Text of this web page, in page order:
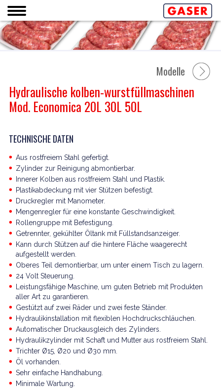
Hydraulische kolben-wurstfüllmaschinen
Mod. Economica 20L 30L 50L
Modelle
TECHNISCHE DATEN
Aus rostfreiem Stahl gefertigt.
Zylinder zur Reinigung abmontierbar.
Innerer Kolben aus rostfreiem Stahl und Plastik.
Plastikabdeckung mit vier Stützen befestigt.
Druckregler mit Manometer.
Mengenregler für eine konstante Geschwindigkeit.
Rollengruppe mit Befestigung.
Getrennter, gekühlter Öltank mit Füllstandsanzeiger.
Kann durch Stützen auf die hintere Fläche waagerecht
aufgestellt werden.
Oberes Teil demontierbar, um unter einem Tisch zu lagern.
24 Volt Steuerung.
Leistungsfähige Maschine, um guten Betrieb mit Produkten
aller Art zu garantieren.
Gestützt auf zwei Räder und zwei feste Ständer.
Hydraulikinstallation mit flexiblen Hochdruckschläuchen.
Automatischer Druckausgleich des Zylinders.
Hydraulikzylinder mit Schaft und Mutter aus rostfreiem Stahl.
Trichter Ø15, Ø20 und Ø30 mm.
Öl vorhanden.
Sehr einfache Handhabung.
Minimale Wartung.